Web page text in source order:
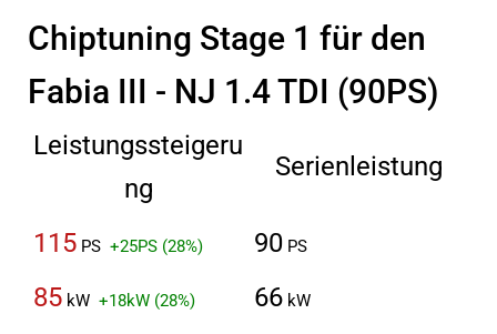
Chiptuning Stage 1 für den
Fabia III - NJ 1.4 TDI (90PS)
Leistungssteigeru
ng
Serienleistung
115 PS +25PS (28%) 90 PS
85 kW +18kW (28%) 66 kW